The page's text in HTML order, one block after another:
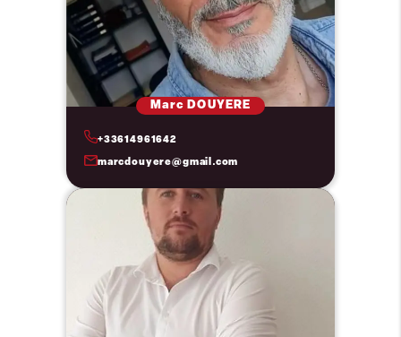
Marc DOUYERE
+33614961642
marcdouyere@gmail.com